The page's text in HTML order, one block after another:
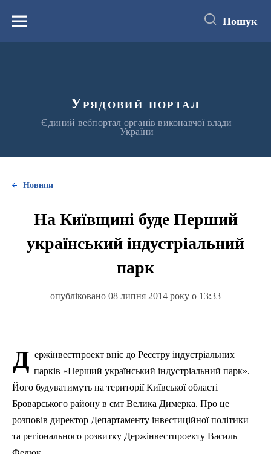
вмістуМеню Пошук
Урядовий портал
Єдиний вебпортал органів виконавчої влади
України
Новини
На Київщині буде Перший
український індустріальний
парк
опубліковано 08 липня 2014 року о 13:33
Д ержінвестпроект вніс до Реєстру індустріальних
парків «Перший український індустріальний парк».
Його будуватимуть на території Київської області
Броварського району в смт Велика Димерка. Про це
розповів директор Департаменту інвестиційної політики
та регіонального розвитку Держінвестпроекту Василь